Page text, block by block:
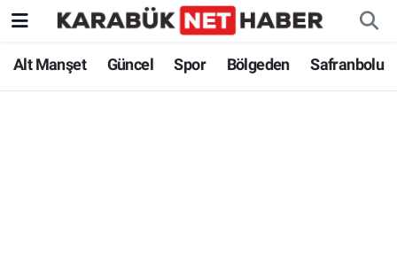
Alt Manşet Güncel Spor Bölgeden Safranbolu